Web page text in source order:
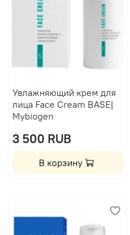
Увлажняющий крем для
лица Face Cream BASE|
Mybiogen
3 500 RUB
В корзину